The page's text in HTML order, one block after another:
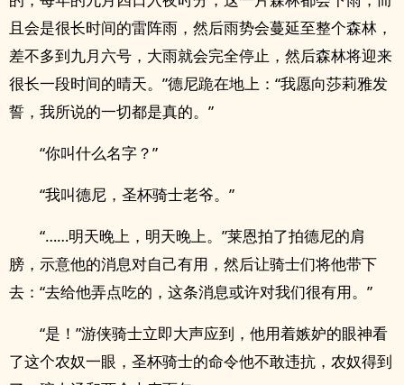
且会是很长时间的雷阵雨，然后雨势会蔓延至整个森林，
差不多到九月六号，大雨就会完全停止，然后森林将迎来
很长一段时间的晴天。”德尼跪在地上：“我愿向莎莉雅发
誓，我所说的一切都是真的。”
“你叫什么名字？”
“我叫德尼，圣杯骑士老爷。”
“……明天晚上，明天晚上。”莱恩拍了拍德尼的肩
膀，示意他的消息对自己有用，然后让骑士们将他带下
去：“去给他弄点吃的，这条消息或许对我们很有用。”
“是！”游侠骑士立即大声应到，他用着嫉妒的眼神看
了这个农奴一眼，圣杯骑士的命令他不敢违抗，农奴得到